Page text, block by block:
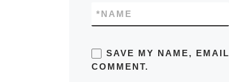
NAME
*
SAVE MY NAME,
COMMENT.